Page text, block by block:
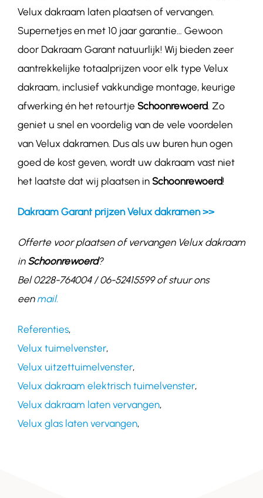
Velux dakraam laten plaatsen of vervangen.
Supernetjes en met 10 jaar garantie… Gewoon
door Dakraam Garant natuurlijk! Wij bieden zeer
aantrekkelijke totaalprijzen voor elk type Velux
dakraam, inclusief vakkundige montage, keurige
afwerking én het retourtje Schoonrewoerd. Zo
geniet u snel en voordelig van de vele voordelen
van Velux dakramen. Dus als uw buren hun ogen
goed de kost geven, wordt uw dakraam vast niet
het laatste dat wij plaatsen in Schoonrewoerd!
Dakraam Garant prijzen Velux dakramen >>
Offerte voor plaatsen of vervangen Velux dakraam
in Schoonrewoerd?
Bel 0228-764004 / 06-52415599 of stuur ons
een mail.
Referenties,
Velux tuimelvenster,
Velux uitzettuimelvenster,
Velux dakraam elektrisch tuimelvenster,
Velux dakraam laten vervangen,
Velux glas laten vervangen,